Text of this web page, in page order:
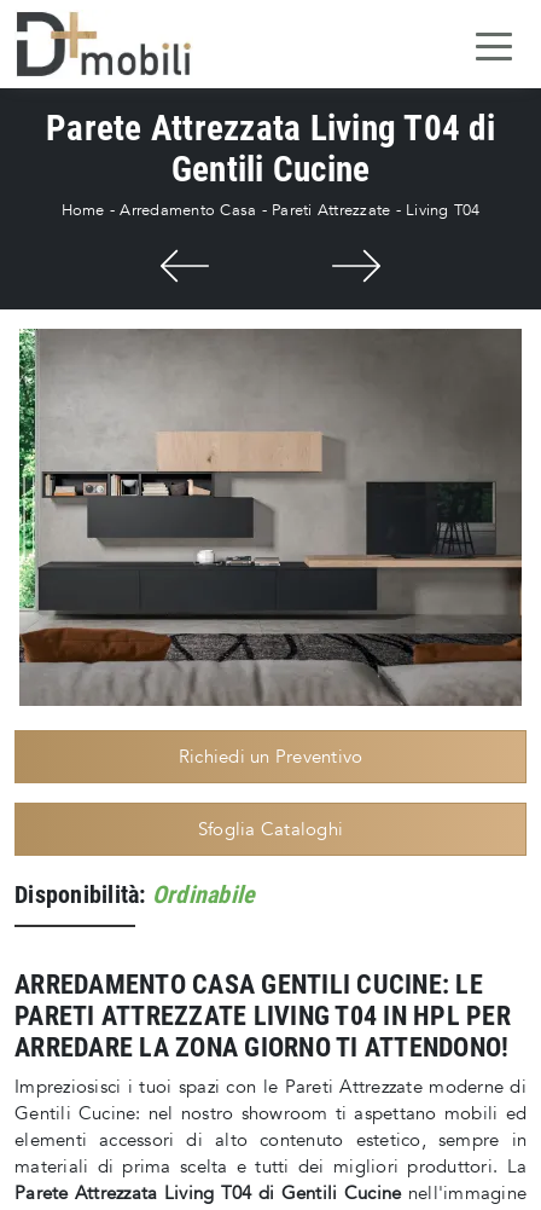
Parete Attrezzata Living T04 di
Gentili Cucine
Home -Arredamento Casa - Pareti Attrezzate - Living T04
Richiedi un Preventivo
Sfoglia Cataloghi
Disponibilità: Ordinabile
ARREDAMENTO CASA GENTILI CUCINE: LE
PARETI ATTREZZATE LIVING T04 IN HPL PER
ARREDARE LA ZONA GIORNO TI ATTENDONO!
Impreziosisci i tuoi spazi con le Pareti Attrezzate moderne di
Gentili Cucine: nel nostro showroom ti aspettano mobili ed
elementi accessori di alto contenuto estetico, sempre in
materiali di prima scelta e tutti dei migliori produttori. La
Parete Attrezzata Living T04 di Gentili Cucinenell'immagine